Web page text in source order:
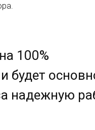
100%
будет
надежную